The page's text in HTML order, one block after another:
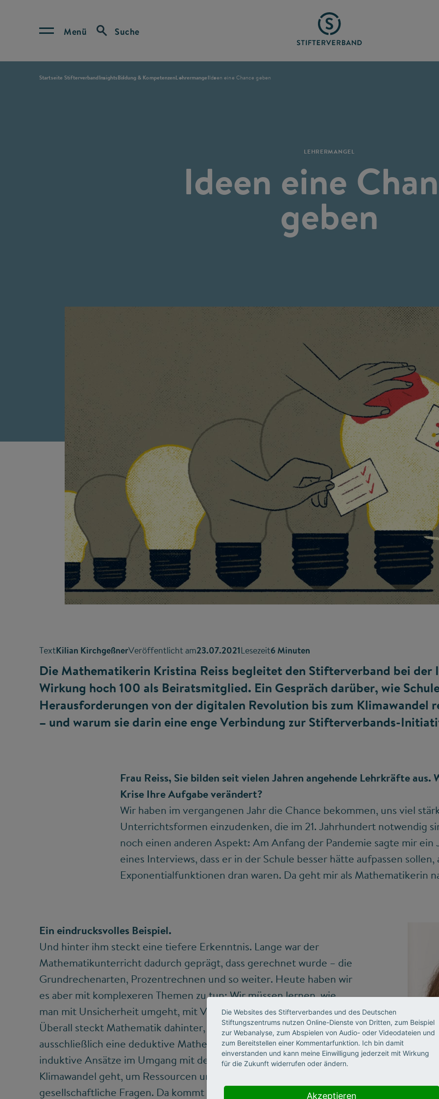
Menü Suche
Startseite StifterverbandInsightsBildung & KompetenzenLehrermangelIdeen eine Chance geben
LEHRERMANGEL
Ideen eine
geben
TextKilian KirchgeßnerVeröffentlicht am23.07.2021Lesezeit6 Minuten
Die Mathematikerin Kristina Reiss begleitet den Stifterverband bei der
Wirkung hoch 100 als Beiratsmitglied. Ein Gespräch darüber, wie
Herausforderungen von der digitalen Revolution bis zum Klimawandel
– und warum sie darin eine enge Verbindung zur Stifterverbands-
Frau Reiss, Sie bilden seit vielen Jahren angehende Lehrkräfte aus.
Krise Ihre Aufgabe verändert?
Wir haben im vergangenen Jahr die Chance bekommen, uns viel
Unterrichtsformen einzudenken, die im 21. Jahrhundert notwendig
noch einen anderen Aspekt: Am Anfang der Pandemie sagte mir ein
eines Interviews, dass er in der Schule besser hätte aufpassen sollen,
Exponentialfunktionen dran waren. Da geht mir als Mathematikerin
Ein eindrucksvolles Beispiel.
Und hinter ihm steckt eine tiefere Erkenntnis. Lange war der
Mathematikunterricht dadurch geprägt, dass gerechnet wurde – die
Grundrechenarten, Prozentrechnen und so weiter. Heute haben wir
es aber mit komplexeren Themen zu tun: Wir müssen lernen, wie
man mit Unsicherheit umgeht, mit Vermutungen, mit Statistiken.
Überall steckt Mathematik dahinter, aber eben nicht mehr
ausschließlich eine deduktive Mathematik. Wir brauchen auch
induktive Ansätze im Umgang mit der Pandemie, wenn es um den
Klimawandel geht, um Ressourcen und viele andere hochaktuelle
gesellschaftliche Fragen. Da kommt man um Mathematik nicht
Die Websites des Stifterverbandes und des Deutschen
Stiftungszentrums nutzen Online-Dienste von Dritten, zum Beispiel
zur Webanalyse, zum Abspielen von Audio- oder Videodateien und
zum Bereitstellen einer Kommentarfunktion. Ich bin damit
einverstanden und kann meine Einwilligung jederzeit mit Wirkung
für die Zukunft widerrufen oder ändern.
Akzeptieren